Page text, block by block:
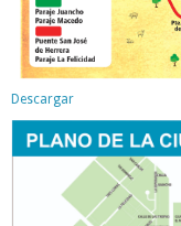
Descargar